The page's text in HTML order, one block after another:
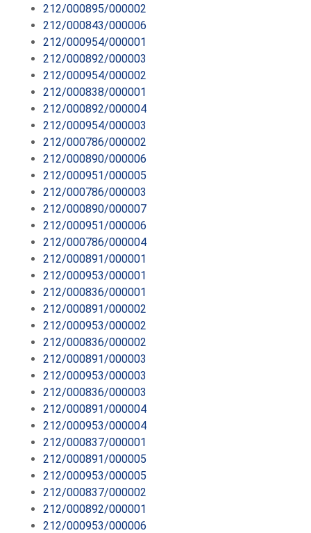
212/000895/000002
212/000843/000006
212/000954/000001
212/000892/000003
212/000954/000002
212/000838/000001
212/000892/000004
212/000954/000003
212/000786/000002
212/000890/000006
212/000951/000005
212/000786/000003
212/000890/000007
212/000951/000006
212/000786/000004
212/000891/000001
212/000953/000001
212/000836/000001
212/000891/000002
212/000953/000002
212/000836/000002
212/000891/000003
212/000953/000003
212/000836/000003
212/000891/000004
212/000953/000004
212/000837/000001
212/000891/000005
212/000953/000005
212/000837/000002
212/000892/000001
212/000953/000006